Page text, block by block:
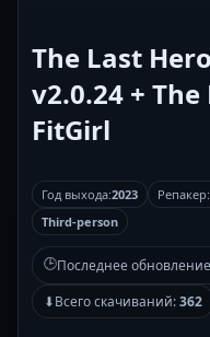
The Last
v2.0.24 + The
FitGirl
Год выхода:2023 Репакер:
Third-person
🕒Последнее
⬇Всего скачиваний:362